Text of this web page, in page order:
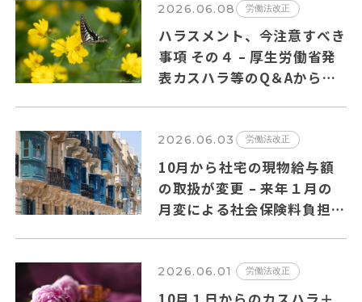
2026.06.08 労働法改正
ハラスメント、今注意すべき
事項 その４ – 厚生労働省発
表カスハラ等のQ＆Aからの
2026.06.03 労働法改正
10月から社宅の現物給与額
の取扱が変更 – 来年１月の
月変による社会保険料負担増
2026.06.01 労働法改正